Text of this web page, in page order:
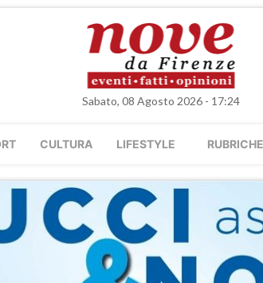
Sabato, 08 Agosto 2026 - 17:24
CULTURA LIFESTYLE RUBRICHE